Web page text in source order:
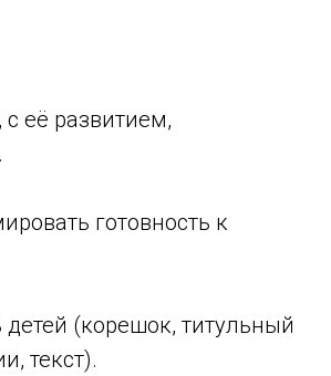
её развитием,
готовность к
(корешок, титульный
текст).